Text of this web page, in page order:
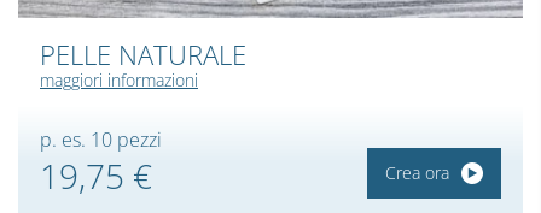
PELLE NATURALE
maggiori informazioni
p. es. 10 pezzi
19,75 € Crea ora